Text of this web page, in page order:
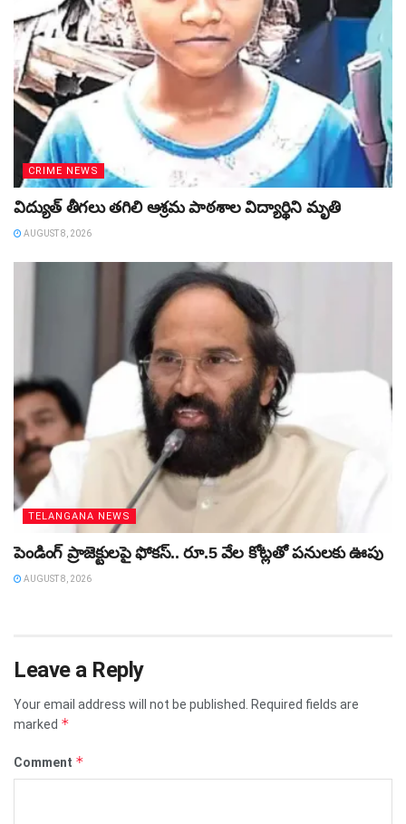
CRIME NEWS
విద్యుత్‌ తీగలు తగిలి ఆశ్రమ పాఠశాల విద్యార్థిని మృతి
AUGUST 8, 2026
TELANGANA NEWS
పెండింగ్‌ ప్రాజెక్టులపై ఫోకస్‌.. రూ.5 వేల కోట్లతో పనులకు ఊపు
AUGUST 8, 2026
Leave a Reply
Your email address will not be published.
Required fields are
marked *
Comment *